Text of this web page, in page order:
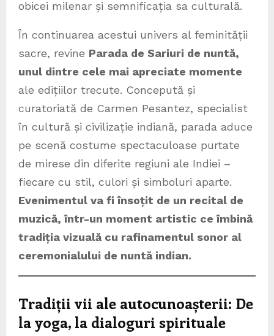
obicei milenar și semnificația sa culturală.
În continuarea acestui univers al feminității
sacre, revine Parada de Sariuri de nuntă,
unul dintre cele mai apreciate momente
ale edițiilor trecute. Concepută și
curatoriată de Carmen Pesantez, specialist
în cultură și civilizație indiană, parada aduce
pe scenă costume spectaculoase purtate
de mirese din diferite regiuni ale Indiei –
fiecare cu stil, culori și simboluri aparte.
Evenimentul va fi însoțit de un recital de
muzică, într-un moment artistic ce îmbină
tradiția vizuală cu rafinamentul sonor al
ceremonialului de nuntă indian.
Tradiții vii ale autocunoașterii: De
la yoga, la dialoguri spirituale